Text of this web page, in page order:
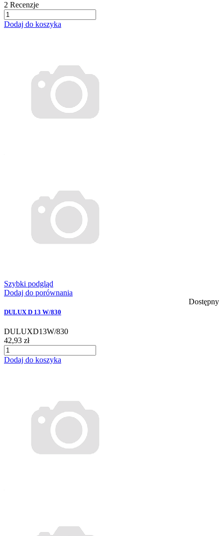
2 Recenzje
Dodaj do koszyka
Szybki podgląd
Dodaj do porównania
Dostępny
DULUX D 13 W/830
DULUXD13W/830
42,93 zł
Dodaj do koszyka